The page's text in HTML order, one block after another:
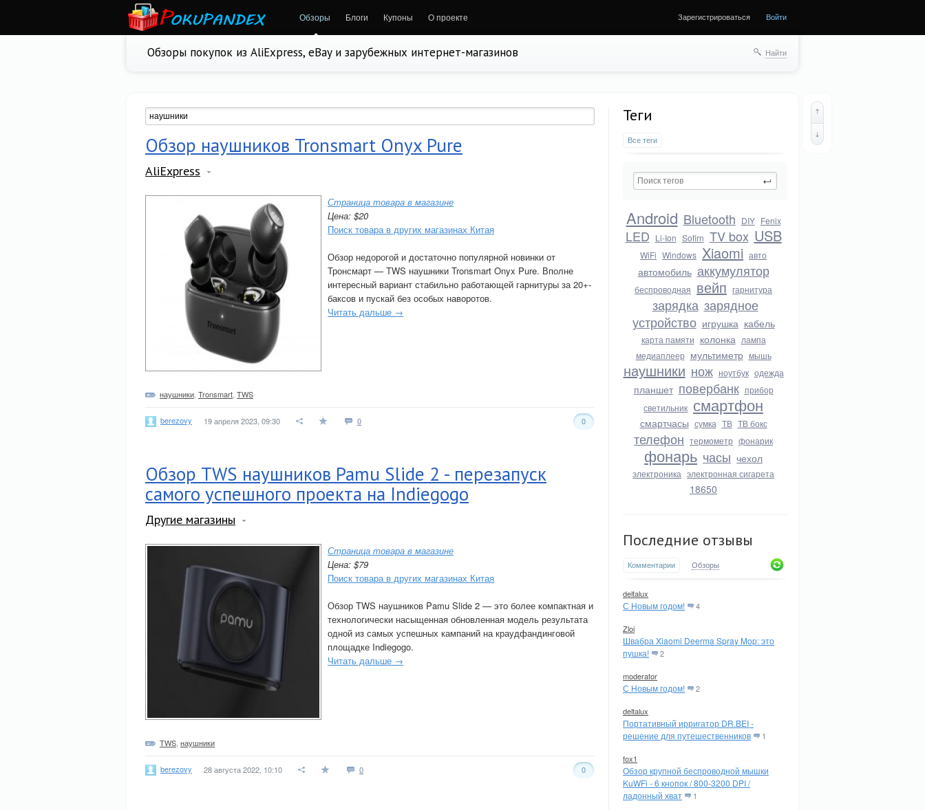
Обзоры Блоги Купоны О проекте Зарегистрироваться Войти
Обзоры покупок из AliExpress, eBay и зарубежных интернет-магазинов Найти
Обзор наушников Tronsmart Onyx Pure
AliExpress
Страница товара в магазине
Цена: $20
Поиск товара в других магазинах Китая
Обзор недорогой и достаточно популярной новинки от
Тронсмарт — TWS наушники Tronsmart Onyx Pure. Вполне
интересный вариант стабильно работающей гарнитуры за 20+-
баксов и пускай без особых наворотов.
Читать дальше →
наушники Tronsmart TWS
berezovy 19 апреля 2023, 09:30 0 0
Обзор TWS наушников Pamu Slide 2 - перезапуск
самого успешного проекта на Indiegogo
Другие магазины
Страница товара в магазине
Цена: $79
Поиск товара в других магазинах Китая
Обзор TWS наушников Pamu Slide 2 — это более компактная и
технологически насыщенная обновленная модель результата
одной из самых успешных кампаний на краудфандинговой
площадке Indiegogo.
Читать дальше →
TWS наушники
berezovy 28 августа 2022, 10:10 0 0
Теги
Все теги
Android Bluetooth DIY Fenix
LED Li-Ion Sofirn TV box USB
WiFi Windows Xiaomi авто
автомобиль аккумулятор
беспроводная вейп гарнитура
зарядка зарядное
устройство игрушка кабель
карта памяти колонка лампа
медиаплеер мультиметр мышь
наушники нож ноутбук одежда
планшет повербанк прибор
светильник смартфон
смартчасы сумка ТВ ТВ бокс
телефон термометр фонарик
фонарь часы чехол
электроника электронная сигарета
18650
Последние отзывы
Комментарии Обзоры
deltalux
С Новым годом! 4
Zloi
Швабра Xiaomi Deerma Spray Mop: это
пушка!
2
moderator
С Новым годом! 2
deltalux
Портативный ирригатор DR.BEI -
решение для путешественников
1
fox1
Обзор крупной беспроводной мышки
KuWFi - 6 кнопок / 800-3200 DPI /
ладонный хват
1